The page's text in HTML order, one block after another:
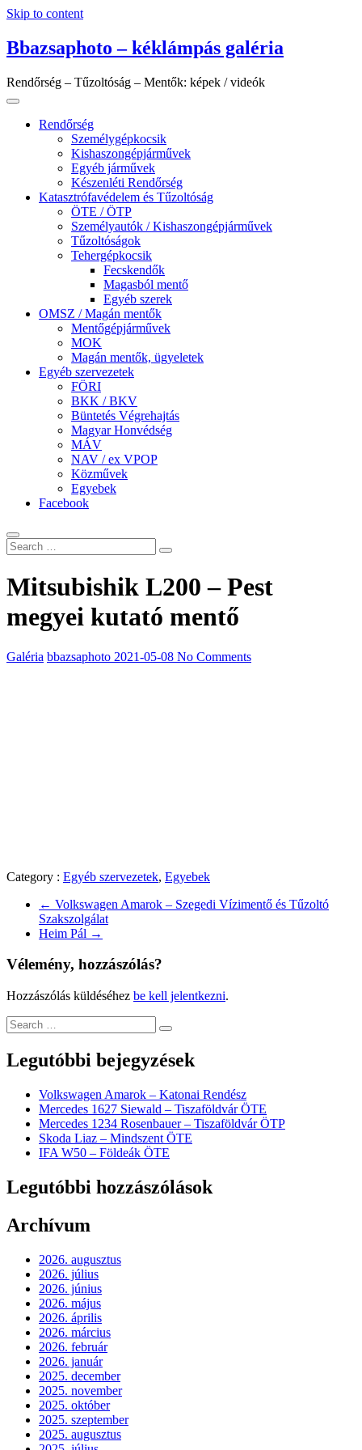
Skip to content
Bbazsaphoto – kéklámpás galéria
Rendőrség – Tűzoltóság – Mentők: képek / videók
Rendőrség
Személygépkocsik
Kishaszongépjárművek
Egyéb járművek
Készenléti Rendőrség
Katasztrófavédelem és Tűzoltóság
ÖTE / ÖTP
Személyautók / Kishaszongépjárművek
Tűzoltóságok
Tehergépkocsik
Fecskendők
Magasból mentő
Egyéb szerek
OMSZ / Magán mentők
Mentőgépjárművek
MOK
Magán mentők, ügyeletek
Egyéb szervezetek
FÖRI
BKK / BKV
Büntetés Végrehajtás
Magyar Honvédség
MÁV
NAV / ex VPOP
Közművek
Egyebek
Facebook
Mitsubishik L200 – Pest
megyei kutató mentő
Galéria bbazsaphoto 2021-05-08 No Comments
Category : Egyéb szervezetek, Egyebek
← Volkswagen Amarok – Szegedi Vízimentő és Tűzoltó
Szakszolgálat
Heim Pál →
Vélemény, hozzászólás?
Hozzászólás küldéséhez be kell jelentkezni.
Legutóbbi bejegyzések
Volkswagen Amarok – Katonai Rendész
Mercedes 1627 Siewald – Tiszaföldvár ÖTE
Mercedes 1234 Rosenbauer – Tiszaföldvár ÖTP
Skoda Liaz – Mindszent ÖTE
IFA W50 – Földeák ÖTE
Legutóbbi hozzászólások
Archívum
2026. augusztus
2026. július
2026. június
2026. május
2026. április
2026. március
2026. február
2026. január
2025. december
2025. november
2025. október
2025. szeptember
2025. augusztus